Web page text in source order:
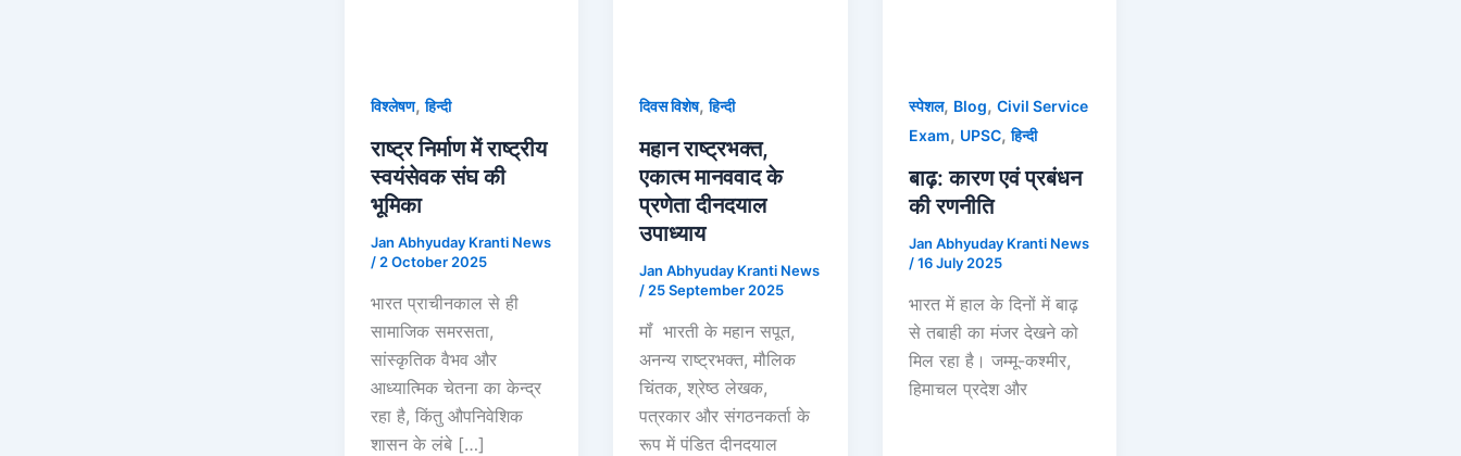
विश्लेषण,हिन्दी
राष्ट्र निर्माण में राष्ट्रीय
स्वयंसेवक संघ की
भूमिका
Jan Abhyuday Kranti News
/2 October 2025
भारत प्राचीनकाल से ही
सामाजिक समरसता,
सांस्कृतिक वैभव और
आध्यात्मिक चेतना का केन्द्र
रहा है, किंतु औपनिवेशिक
शासन के लंबे […]
दिवस विशेष,हिन्दी
महान राष्ट्रभक्त,
एकात्म मानववाद के
प्रणेता दीनदयाल
उपाध्याय
Jan Abhyuday Kranti News
/25 September 2025
मॉं‌ ‌ भारती के महान सपूत,
अनन्य राष्ट्रभक्त, मौलिक
चिंतक, श्रेष्ठ लेखक,
पत्रकार और संगठनकर्ता के
रूप में पंडित दीनदयाल
स्पेशल, Blog, Civil Service
Exam, UPSC,हिन्दी
बाढ़: कारण एवं प्रबंधन
की रणनीति
Jan Abhyuday Kranti News
/16 July 2025
भारत में हाल के दिनों में बाढ़
से तबाही का मंजर देखने को
मिल रहा है। जम्मू-कश्मीर,
हिमाचल प्रदेश और